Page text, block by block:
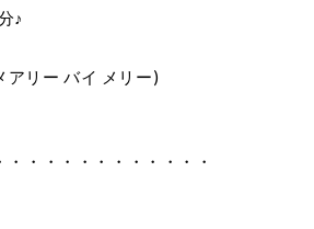
♪
リー バイ メリー)
・・・・・・・・・・・・